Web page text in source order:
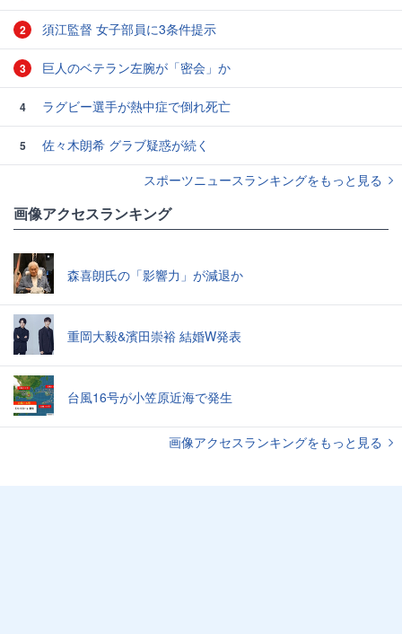
2 須江監督 女子部員に3条件提示
3 巨人のベテラン左腕が「密会」か
4 ラグビー選手が熱中症で倒れ死亡
5
佐々木朗希 グラブ疑惑が続く
スポーツニュースランキングをもっと見る
画像アクセスランキング
森喜朗氏の「影響力」が減退か
重岡大毅&濱田崇裕 結婚W発表
台風16号が小笠原近海で発生
画像アクセスランキングをもっと見る